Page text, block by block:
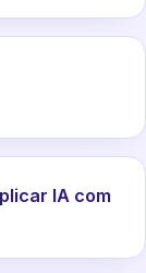
IA com